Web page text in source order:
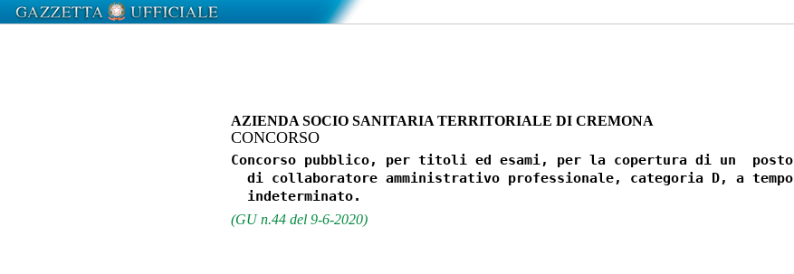
AZIENDA SOCIO SANITARIA TERRITORIALE DI CREMONA
CONCORSO
Concorso pubblico, per titoli ed esami, per la copertura di un  posto
  di collaboratore amministrativo professionale, categoria D, a tempo
(GU n.44 del 9-6-2020)